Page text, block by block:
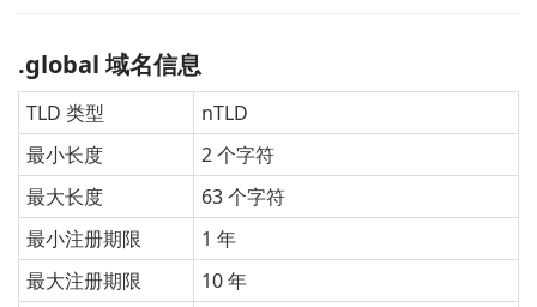
.global 域名信息
TLD 类型
nTLD
最小长度
2 个字符
最大长度
63 个字符
最小注册期限
1 年
最大注册期限
10 年